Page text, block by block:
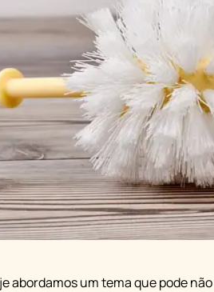
abordamos um tema que pode